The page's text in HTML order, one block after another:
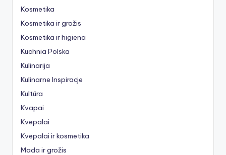
Kosmetika
Kosmetika ir grožis
Kosmetika ir higiena
Kuchnia Polska
Kulinarija
Kulinarne Inspiracje
Kultūra
Kvapai
Kvepalai
Kvepalai ir kosmetika
Mada ir grožis